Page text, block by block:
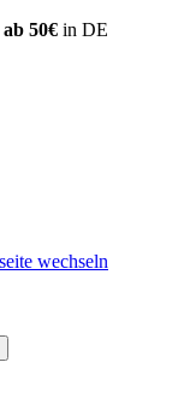
ab 50€ in DE